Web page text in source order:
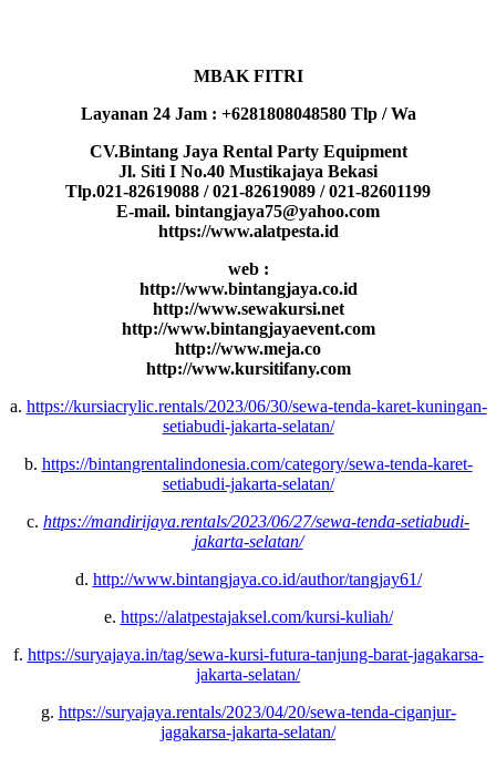
MBAK FITRI
Layanan 24 Jam : +6281808048580 Tlp / Wa
CV.Bintang Jaya Rental Party Equipment
Jl. Siti I No.40 Mustikajaya Bekasi
Tlp.021-82619088 / 021-82619089 / 021-82601199
E-mail. bintangjaya75@yahoo.com
https://www.alatpesta.id
web :
http://www.bintangjaya.co.id
http://www.sewakursi.net
http://www.bintangjayaevent.com
http://www.meja.co
http://www.kursitifany.com
a. https://kursiacrylic.rentals/2023/06/30/sewa-tenda-karet-kuningan-
setiabudi-jakarta-selatan/
b. https://bintangrentalindonesia.com/category/sewa-tenda-karet-
setiabudi-jakarta-selatan/
c. https://mandirijaya.rentals/2023/06/27/sewa-tenda-setiabudi-
jakarta-selatan/
d. http://www.bintangjaya.co.id/author/tangjay61/
e. https://alatpestajaksel.com/kursi-kuliah/
f. https://suryajaya.in/tag/sewa-kursi-futura-tanjung-barat-jagakarsa-
jakarta-selatan/
g. https://suryajaya.rentals/2023/04/20/sewa-tenda-ciganjur-
jagakarsa-jakarta-selatan/